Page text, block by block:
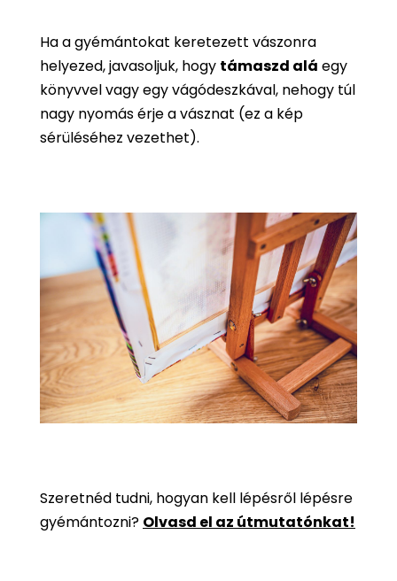
Ha a gyémántokat keretezett vászonra
helyezed, javasoljuk, hogy támaszd alá egy
könyvvel vagy egy vágódeszkával, nehogy túl
nagy nyomás érje a vásznat (ez a kép
sérüléséhez vezethet).
Szeretnéd tudni, hogyan kell lépésről lépésre
gyémántozni? Olvasd el az útmutatónkat!